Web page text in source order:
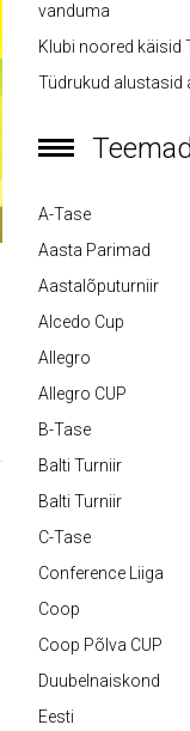
vanduma
Klubi noored käisid
Tüdrukud alustasid
Teemad
A-Tase
Aasta Parimad
Aastalõputurniir
Alcedo Cup
Allegro
Allegro CUP
B-Tase
Balti Turniir
Balti Turniir
C-Tase
Conference Liiga
Coop
Coop Põlva CUP
Duubelnaiskond
Eesti